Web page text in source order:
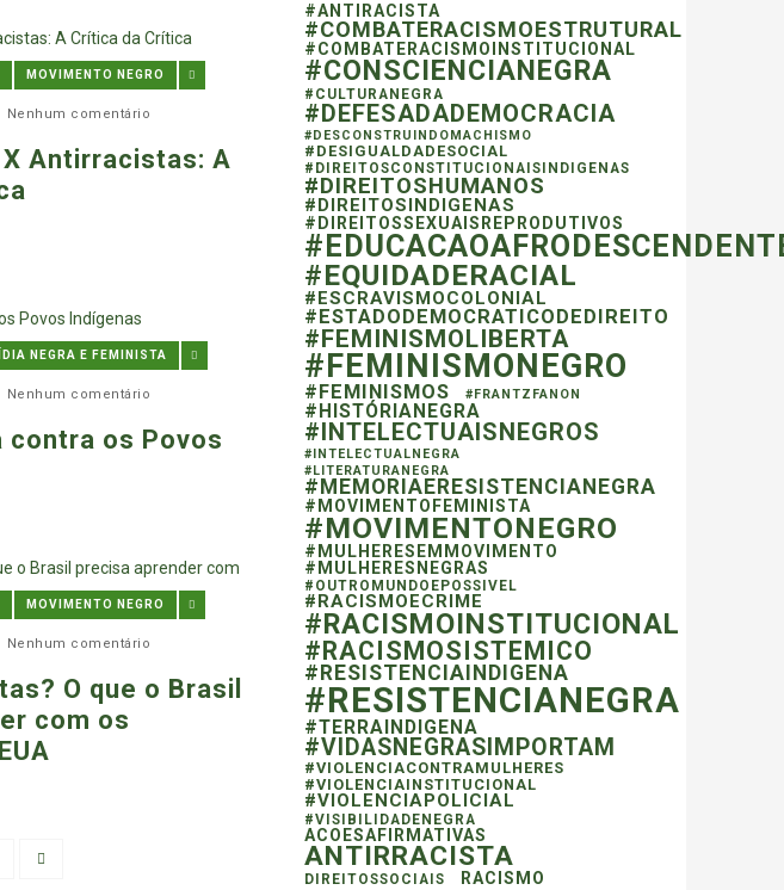
MOVIMENTO NEGRO
Nenhum comentário
Antirracistas: A
NEGRA E FEMINISTA
Nenhum comentário
contra os Povos
MOVIMENTO NEGRO
Nenhum comentário
O que o Brasil
com os
#ANTIRACISTA
#COMBATERACISMOESTRUTURAL
#COMBATERACISMOINSTITUCIONAL
#CONSCIENCIANEGRA
#CULTURANEGRA
#DEFESADADEMOCRACIA
#DESCONSTRUINDOMACHISMO
#DESIGUALDADESOCIAL
#DIREITOSCONSTITUCIONAISINDIGENAS
#DIREITOSHUMANOS
#DIREITOSINDIGENAS
#DIREITOSSEXUAISREPRODUTIVOS
#EQUIDADERACIAL
#ESCRAVISMOCOLONIAL
#ESTADODEMOCRATICODEDIREITO
#FEMINISMOLIBERTA
#FEMINISMONEGRO
#FEMINISMOS #FRANTZFANON
#HISTÓRIANEGRA
#INTELECTUAISNEGROS
#INTELECTUALNEGRA
#LITERATURANEGRA
#MEMORIAERESISTENCIANEGRA
#MOVIMENTOFEMINISTA
#MOVIMENTONEGRO
#MULHERESEMMOVIMENTO
#MULHERESNEGRAS
#OUTROMUNDOEPOSSIVEL
#RACISMOECRIME
#RACISMOINSTITUCIONAL
#RACISMOSISTEMICO
#RESISTENCIAINDIGENA
#RESISTENCIANEGRA
#TERRAINDIGENA
#VIDASNEGRASIMPORTAM
#VIOLENCIACONTRAMULHERES
#VIOLENCIAINSTITUCIONAL
#VIOLENCIAPOLICIAL
#VISIBILIDADENEGRA
ACOESAFIRMATIVAS
ANTIRRACISTA
DIREITOSSOCIAIS RACISMO